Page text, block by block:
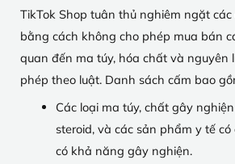
TikTok Shop tuân thủ nghiêm ngặt
bằng cách không cho phép mua bán
quan đến ma túy, hóa chất và nguyên
phép theo luật. Danh sách cấm bao
Các loại ma túy, chất gây
steroid, và các sản phẩm y tế
có khả năng gây nghiện.